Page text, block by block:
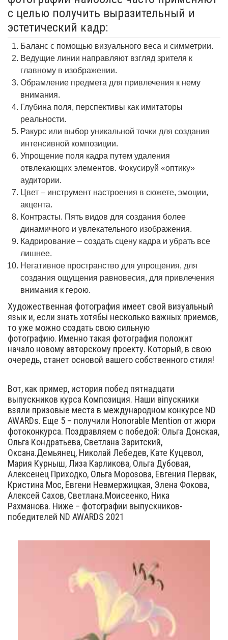
с целью получить выразительный и
эстетический кадр:
Баланс с помощью визуального веса и симметрии.
Ведущие линии направляют взгляд зрителя к
главному в изображении.
Обрамление предмета для привлечения к нему
внимания.
Глубина поля, перспективы как имитаторы
реальности.
Ракурс или выбор уникальной точки для создания
интенсивной композиции.
Упрощение поля кадра путем удаления
отвлекающих элементов. Фокусируй «оптику»
аудитории.
Цвет – инструмент настроения в сюжете, эмоции,
акцента.
Контрасты. Пять видов для создания более
динамичного и увлекательного изображения.
Кадрирование – создать сцену кадра и убрать все
лишнее.
Негативное пространство для упрощения, для
создания ощущения равновесия, для привлечения
внимания к герою.
Художественная фотография имеет свой визуальный
язык и, если знать хотябьі несколько важных приемов,
то уже можно создать свою сильную
фотографию. Именно такая фотография положит
начало новому авторскому проекту. Который, в свою
очередь, станет основой вашего собственного стиля!
Вот, как пример, история побед пятнадцати
выпускников курса Композиция. Наши віпускники
взяли призовые места в международном конкурсе ND
AWARDs. Еще 5 – получили Honorable Mention от жюри
фотоконкурса. Поздравляем с победой: Ольга Донская,
Ольга Кондратьева, Светлана Заритский,
Оксана.Демьянец, Николай Лебедев, Кате Куцевол,
Мария Курныш, Лиза Карликова, Ольга Дубовая,
Алексенец Приходко, Ольга Морозова, Евгения Первак,
Кристина Мос, Евгени Невмержицкая, Элена Фокова,
Алексей Сахов, Светлана.Моисеенко, Ника
Рахманова. Ниже – фотографии выпускников-
победителей ND AWARDS 2021